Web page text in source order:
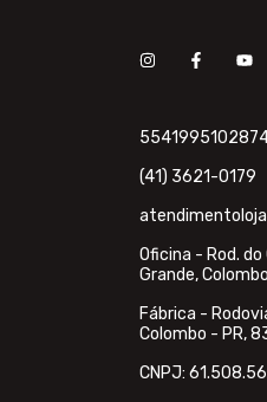
(41) 3621-0179
Oficina - Rod.
Grande,
Fábrica -
Colombo - PR,
CNPJ: